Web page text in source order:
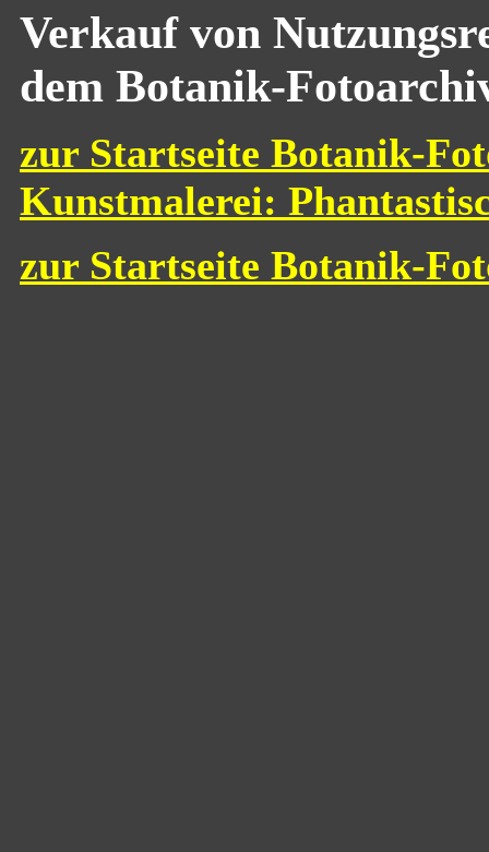
Verkauf von
dem Botanik-
zur Startseite Botanik-
Kunstmalerei:
zur Startseite Botanik-